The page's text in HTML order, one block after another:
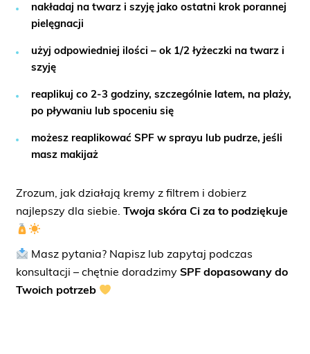
nakładaj na twarz i szyję jako ostatni krok porannej
pielęgnacji
użyj odpowiedniej ilości – ok 1/2 łyżeczki na twarz i
szyję
reaplikuj co 2-3 godziny, szczególnie latem, na plaży,
po pływaniu lub spoceniu się
możesz reaplikować SPF w sprayu lub pudrze, jeśli
masz makijaż
Zrozum, jak działają kremy z filtrem i dobierz
najlepszy dla siebie. Twoja skóra Ci za to podziękuje
Masz pytania? Napisz lub zapytaj podczas
konsultacji – chętnie doradzimy SPF dopasowany do
Twoich potrzeb